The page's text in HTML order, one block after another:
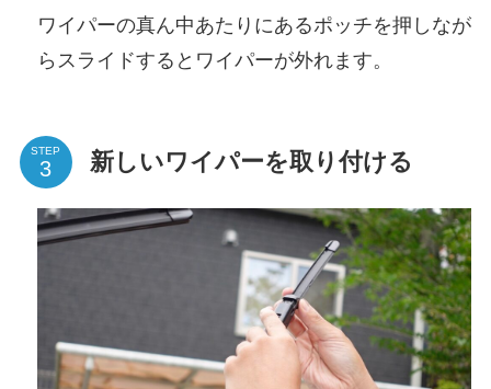
ワイパーの真ん中あたりにあるポッチを押しなが
らスライドするとワイパーが外れます。
STEP 新しいワイパーを取り付ける